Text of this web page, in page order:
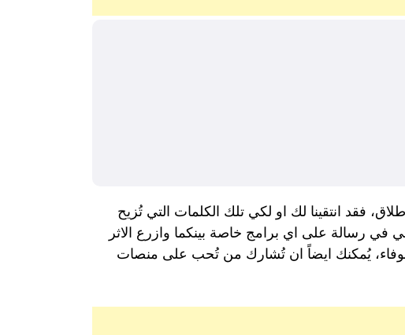
فقد انتقينا لك او لكي تلك الكلمات التي تُزيح
رسالة على اي برامج خاصة بينكما وازرع الاثر
يُمكنك ايضاً ان تُشارك من تُحب على منصات